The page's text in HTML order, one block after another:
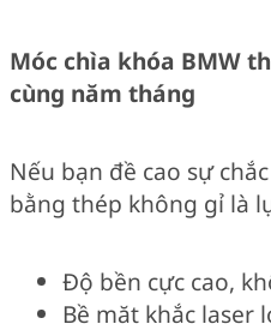
Móc chìa khóa BMW
cùng năm tháng
Nếu bạn đề cao sự
bằng thép không gỉ là
Độ bền cực cao,
Bề mặt khắc laser